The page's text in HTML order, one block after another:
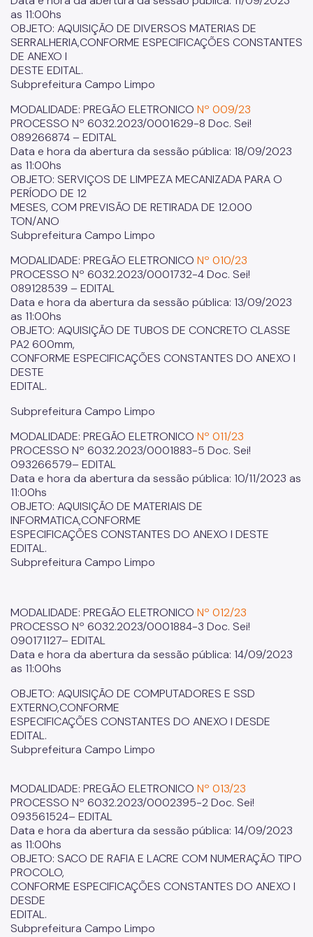
as 11:00hs
OBJETO: AQUISIÇÃO DE DIVERSOS MATERIAS DE
SERRALHERIA,CONFORME ESPECIFICAÇÕES CONSTANTES
DE ANEXO I
DESTE EDITAL.
Subprefeitura Campo Limpo
MODALIDADE: PREGÃO ELETRONICO Nº 009/23
PROCESSO Nº 6032.2023/0001629-8 Doc. Sei!
089266874 – EDITAL
Data e hora da abertura da sessão pública: 18/09/2023
as 11:00hs
OBJETO: SERVIÇOS DE LIMPEZA MECANIZADA PARA O
PERÍODO DE 12
MESES, COM PREVISÃO DE RETIRADA DE 12.000
TON/ANO
Subprefeitura Campo Limpo
MODALIDADE: PREGÃO ELETRONICO Nº 010/23
PROCESSO Nº 6032.2023/0001732-4 Doc. Sei!
089128539 – EDITAL
Data e hora da abertura da sessão pública: 13/09/2023
as 11:00hs
OBJETO: AQUISIÇÃO DE TUBOS DE CONCRETO CLASSE
PA2 600mm,
CONFORME ESPECIFICAÇÕES CONSTANTES DO ANEXO I
DESTE
EDITAL.
Subprefeitura Campo Limpo
MODALIDADE: PREGÃO ELETRONICO Nº 011/23
PROCESSO Nº 6032.2023/0001883-5 Doc. Sei!
093266579– EDITAL
Data e hora da abertura da sessão pública: 10/11/2023 as
11:00hs
OBJETO: AQUISIÇÃO DE MATERIAIS DE
INFORMATICA,CONFORME
ESPECIFICAÇÕES CONSTANTES DO ANEXO I DESTE
EDITAL.
Subprefeitura Campo Limpo
MODALIDADE: PREGÃO ELETRONICO Nº 012/23
PROCESSO Nº 6032.2023/0001884-3 Doc. Sei!
090171127– EDITAL
Data e hora da abertura da sessão pública: 14/09/2023
as 11:00hs
OBJETO: AQUISIÇÃO DE COMPUTADORES E SSD
EXTERNO,CONFORME
ESPECIFICAÇÕES CONSTANTES DO ANEXO I DESDE
EDITAL.
Subprefeitura Campo Limpo
MODALIDADE: PREGÃO ELETRONICO Nº 013/23
PROCESSO Nº 6032.2023/0002395-2 Doc. Sei!
093561524– EDITAL
Data e hora da abertura da sessão pública: 14/09/2023
as 11:00hs
OBJETO: SACO DE RAFIA E LACRE COM NUMERAÇÃO TIPO
PROCOLO,
CONFORME ESPECIFICAÇÕES CONSTANTES DO ANEXO I
DESDE
EDITAL.
Subprefeitura Campo Limpo